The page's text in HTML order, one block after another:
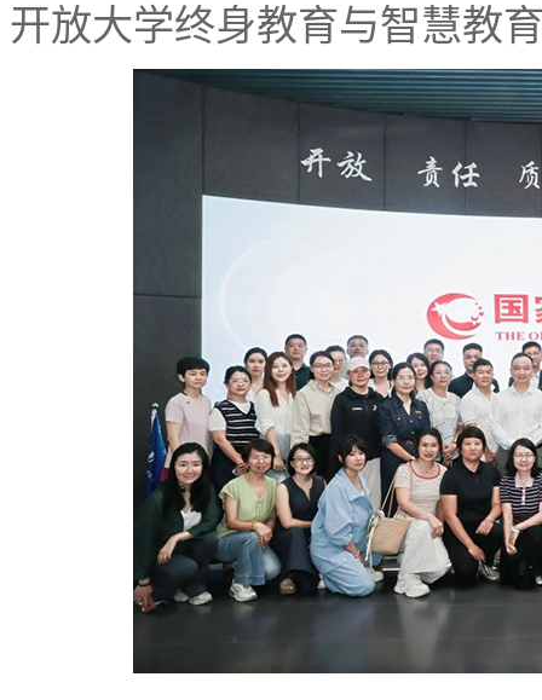
开放大学终身教育与智慧教